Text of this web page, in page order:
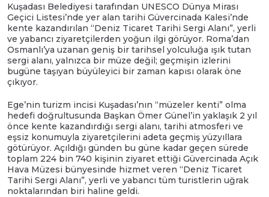
Kuşadası Belediyesi tarafından UNESCO Dünya Mirası
Geçici Listesi’nde yer alan tarihi Güvercinada Kalesi’nde
kente kazandırılan “Deniz Ticaret Tarihi Sergi Alanı”, yerli
ve yabancı ziyaretçilerden yoğun ilgi görüyor. Roma’dan
Osmanlı’ya uzanan geniş bir tarihsel yolculuğa ışık tutan
sergi alanı, yalnızca bir müze değil; geçmişin izlerini
bugüne taşıyan büyüleyici bir zaman kapısı olarak öne
çıkıyor.
Ege’nin turizm incisi Kuşadası’nın “müzeler kenti” olma
hedefi doğrultusunda Başkan Ömer Günel’in yaklaşık 2 yıl
önce kente kazandırdığı sergi alanı, tarihi atmosferi ve
eşsiz konumuyla ziyaretçilerini adeta geçmiş yüzyıllara
götürüyor. Açıldığı günden bu güne kadar geçen sürede
toplam 224 bin 740 kişinin ziyaret ettiği Güvercinada Açık
Hava Müzesi bünyesinde hizmet veren “Deniz Ticaret
Tarihi Sergi Alanı”, yerli ve yabancı tüm turistlerin uğrak
noktalarından biri haline geldi.